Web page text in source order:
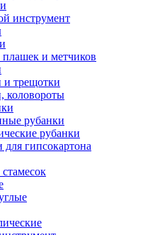
инструмент
и метчиков
трещотки
коловороты
рубанки
рубанки
для гипсокартона